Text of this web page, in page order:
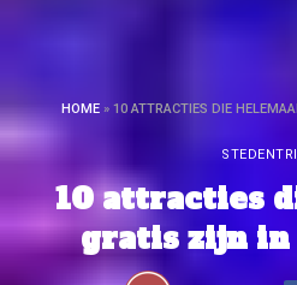
HOME» 10 ATTRACTIES DIE
10 attracties
gratis zijn in